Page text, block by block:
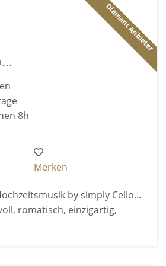
Diamant Anbieter
8h
Merken
by simply Cello...
romatisch, einzigartig,